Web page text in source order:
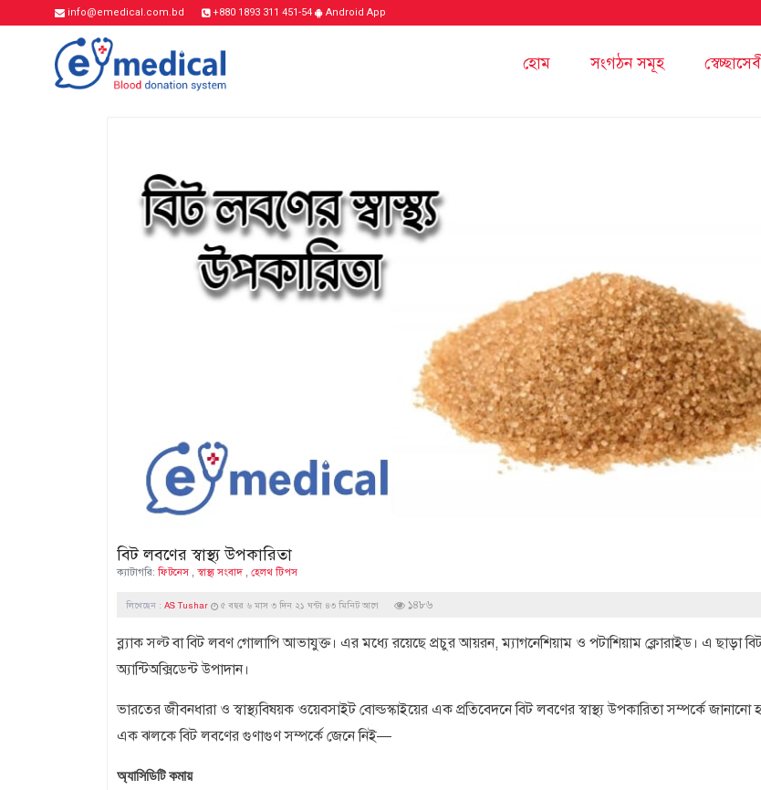
info@emedical.com.bd +880 1893 311 451-54 Android App
হোম সংগঠন সমূহ
বিট লবণের স্বাস্থ্য উপকারিতা
ক্যাটাগরি:ফিটনেস, স্বাস্থ্য সংবাদ , হেলথ টিপস
লিখেছেন : AS Tushar ৫ বছর ৬ মাস ৩ দিন ২১ ঘন্টা ৪৩ মিনিট আগে ১৪৮৬
ব্ল্যাক সল্ট বা বিট লবণ গোলাপি আভাযুক্ত। এর মধ্যে রয়েছে প্রচুর আয়রন, ম্যাগনেশিয়াম ও পটাশিয়াম ক্লোরাইড। এ ছাড়া
অ্যান্টিঅক্সিডেন্ট উপাদান।
ভারতের জীবনধারা ও স্বাস্থ্যবিষয়ক ওয়েবসাইট বোল্ডস্কাইয়ের এক প্রতিবেদনে বিট লবণের স্বাস্থ্য উপকারিতা সম্পর্কে
এক ঝলকে বিট লবণের গুণাগুণ সম্পর্কে জেনে নিই—
অ্যাসিডিটি কমায়